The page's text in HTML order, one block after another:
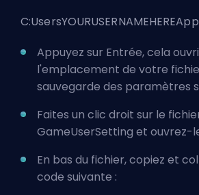
Appuyez sur Entrée, cela
l'emplacement de votre
sauvegarde des paramètres
Faites un clic droit sur le
GameUserSetting et ouvrez-
En bas du fichier, copiez et
code suivante :